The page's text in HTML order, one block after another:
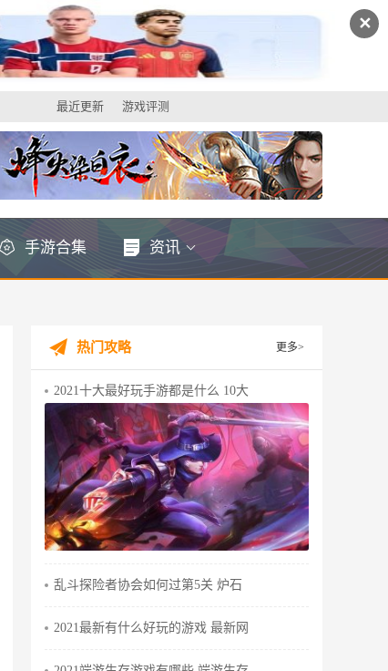
✕
游戏评测
最近更新
手游合集 资讯
热门攻略 更多>
2021十大最好玩手游都是什么 10大
乱斗探险者协会如何过第5关 炉石
2021最新有什么好玩的游戏 最新网